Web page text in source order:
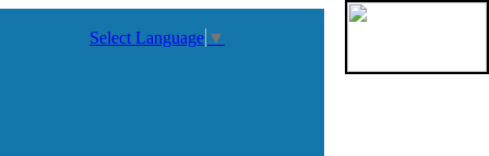
Select Language ▼